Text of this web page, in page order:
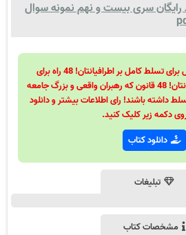
رایگان سری بیست و نهم نمونه سوال
48 قانون قدرت! 48 فرمول برای تسلط کامل بر اطرافیانتان! 48 راه برای
رهبری گروه، جمع و زیر دستانتان! 48 قانون که رهبران واقعی و بزرگ جامعه
داشته باشند! رای اطلاعات بیشتر و دانلود
دکمه زیر کلیک کنید.
دانلود کتاب
تبلیغات
مشخصات کتاب